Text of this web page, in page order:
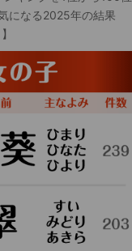
になる2025年の結果